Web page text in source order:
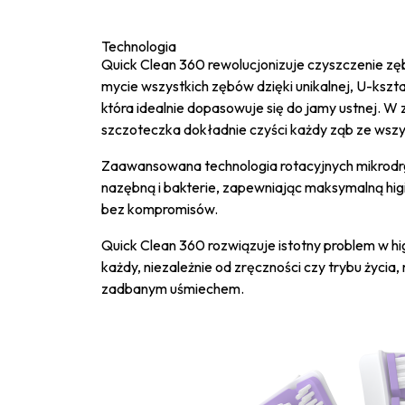
Technologia
Quick Clean 360 rewolucjonizuje czyszczenie
mycie wszystkich zębów dzięki unikalnej, U-
która idealnie dopasowuje się do jamy ustnej. W
szczoteczka dokładnie czyści każdy ząb ze
Zaawansowana technologia rotacyjnych
nazębną i bakterie, zapewniając maksymalną
bez kompromisów.
Quick Clean 360 rozwiązuje istotny problem w
każdy, niezależnie od zręczności czy trybu
zadbanym uśmiechem.